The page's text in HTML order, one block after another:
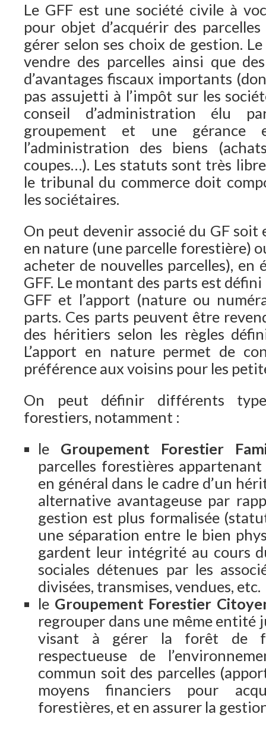
Le GFF est une société civile à
pour objet d’acquérir des
gérer selon ses choix de gestion.
vendre des parcelles ainsi que
d’avantages fiscaux importants
pas assujetti à l’impôt sur les
conseil d’administration élu
groupement et une gérance
l’administration des biens
coupes…). Les statuts sont très
le tribunal du commerce doit
les sociétaires.
On peut devenir associé du GF
en nature (une parcelle forestière)
acheter de nouvelles parcelles), en
GFF. Le montant des parts est
GFF et l’apport (nature ou
parts. Ces parts peuvent être
des héritiers selon les règles
L’apport en nature permet de
préférence aux voisins pour les
On peut définir différents
forestiers, notamment :
le Groupement Forestier
parcelles forestières
en général dans le cadre d’un
alternative avantageuse par
gestion est plus formalisée
une séparation entre le bien
gardent leur intégrité au cours
sociales détenues par les
divisées, transmises, vendues, etc.
le Groupement Forestier
regrouper dans une même entité
visant à gérer la forêt de
respectueuse de
commun soit des parcelles
moyens financiers pour
forestières, et en assurer la